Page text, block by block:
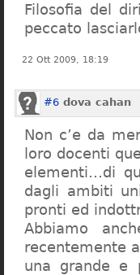
Filosofia del
peccato
22 Ott 2009, 18:19
#6 dova cahan
Non c’e da
loro docenti
elementi…di
dagli ambiti
pronti ed
Abbiamo
recentemente
una grande e